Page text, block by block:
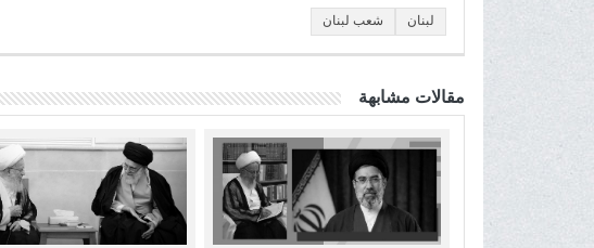
لبنان شعب لبنان
مقالات مشابهة